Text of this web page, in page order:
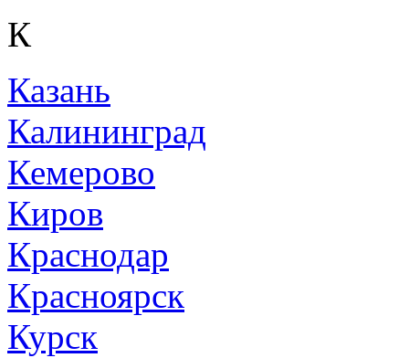
К
Казань
Калининград
Кемерово
Киров
Краснодар
Красноярск
Курск